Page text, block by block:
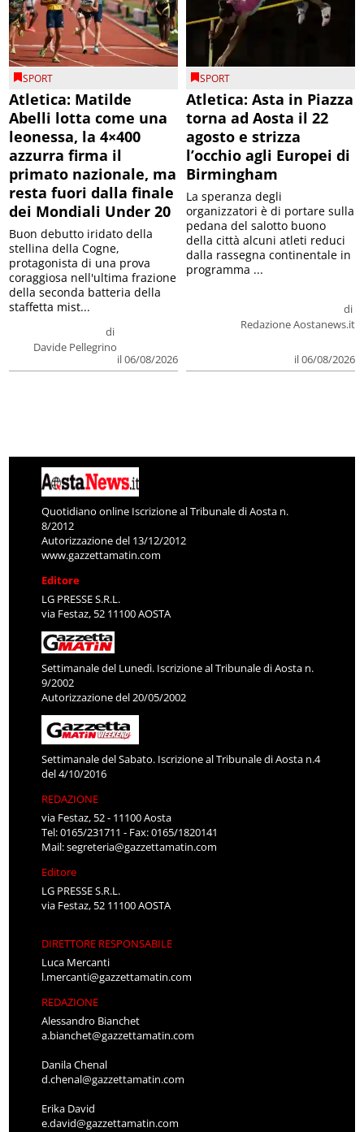
SPORT
Atletica: Matilde
Abelli lotta come una
leonessa, la 4×400
azzurra firma il
primato nazionale, ma
resta fuori dalla finale
dei Mondiali Under 20
di
Davide Pellegrino
il 06/08/2026
Buon debutto iridato della
stellina della Cogne,
protagonista di una prova
coraggiosa nell'ultima frazione
della seconda batteria della
staffetta mist...
SPORT
Atletica: Asta in Piazza
torna ad Aosta il 22
agosto e strizza
l’occhio agli Europei di
Birmingham
di
Redazione Aostanews.it
il 06/08/2026
La speranza degli
organizzatori è di portare sulla
pedana del salotto buono
della città alcuni atleti reduci
dalla rassegna continentale in
programma ...
Quotidiano online Iscrizione al Tribunale di Aosta n.
8/2012
Autorizzazione del 13/12/2012
www.gazzettamatin.com
Editore
LG PRESSE S.R.L.
via Festaz, 52 11100 AOSTA
Settimanale del Lunedì. Iscrizione al Tribunale di Aosta n.
9/2002
Autorizzazione del 20/05/2002
Settimanale del Sabato. Iscrizione al Tribunale di Aosta n.4
del 4/10/2016
REDAZIONE
via Festaz, 52 - 11100 Aosta
Tel: 0165/231711 - Fax: 0165/1820141
Mail:segreteria@gazzettamatin.com
Editore
LG PRESSE S.R.L.
via Festaz, 52 11100 AOSTA
DIRETTORE RESPONSABILE
Luca Mercanti
l.mercanti@gazzettamatin.com
REDAZIONE
Alessandro Bianchet
a.bianchet@gazzettamatin.com
Danila Chenal
d.chenal@gazzettamatin.com
Erika David
e.david@gazzettamatin.com